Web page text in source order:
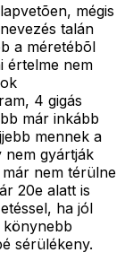
mégis
talán
a méretébõl
értelme nem
4 gigás
már inkább
mennek a
nem gyártják
nem térülne
20e alatt is
ha jól
könynebb
sérülékeny.